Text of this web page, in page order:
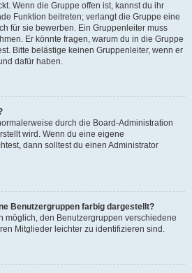
Wenn die Gruppe offen ist, kannst du ihr
Funktion beitreten; verlangt die Gruppe eine
für sie bewerben. Ein Gruppenleiter muss
Er könnte fragen, warum du in die Gruppe
Bitte belästige keinen Gruppenleiter, wenn er
dafür haben.
durch die Board-Administration
wird. Wenn du eine eigene
dann solltest du einen Administrator
Benutzergruppen farbig dargestellt?
möglich, den Benutzergruppen verschiedene
Mitglieder leichter zu identifizieren sind.